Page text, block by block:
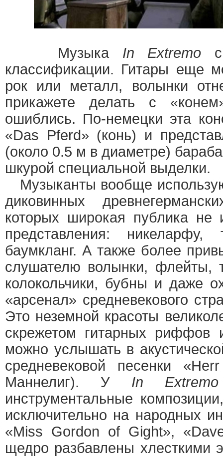
Музыка In Extremo с
классификации. Гитары еще
рок или металл, волынки
прикажете делать с
ошиблись. По-немецки эта
«Das Pferd» (конь) и
(около 0.5 м в диаметре)
шкурой специальной выделки.
Музыканты вообще
диковинных
которых широкая публика не
представления: никеларфу,
баумкланг. А также более
слушателю волынки, флейты,
колокольчики, бубны и даже
«арсенал» средневекового
Это неземной красоты
скрежетом гитарных риффов
можно услышать в
средневековой песенки
Маннелиг). У In Extremo
инструментальные
исключительно на народных
«Miss Gordon of Gight»,
щедро разбавлены хлесткими